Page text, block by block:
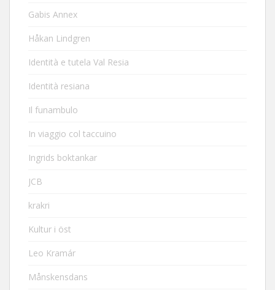
Gabis Annex
Håkan Lindgren
Identità e tutela Val Resia
Identità resiana
Il funambulo
In viaggio col taccuino
Ingrids boktankar
JCB
krakri
Kultur i öst
Leo Kramár
Månskensdans